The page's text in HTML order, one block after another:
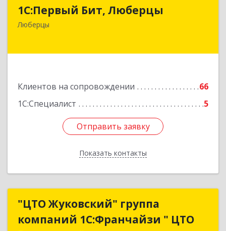
1С:Первый Бит, Люберцы
Люберцы
Клиентов на сопровождении
66
1С:Специалист
5
Отправить заявку
Показать контакты
140009, Московская обл, Люберецкий р-н,
Люберцы г, Митрофанова ул, дом № 20А, оф.15
Подробнее
Отправить заявку
Назад
"ЦТО Жуковский" группа
компаний 1С:Франчайзи " ЦТО
"ЦТО Жуковский" группа
компаний 1С:Франчайзи " ЦТО